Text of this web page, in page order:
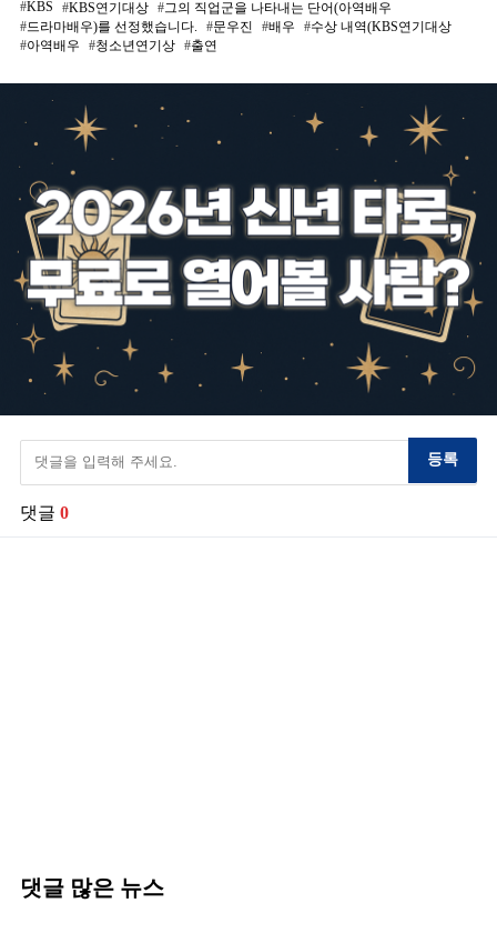
KBS KBS연기대상
그의 직업군을 나타내는 단어(아역배우
드라마배우)를 선정했습니다.
문우진 배우
수상 내역(KBS연기대상
아역배우
청소년연기상 출연
등록
댓글 0
댓글 많은 뉴스